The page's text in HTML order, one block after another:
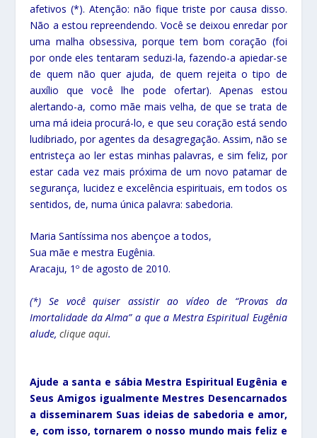
afetivos (*). Atenção: não fique triste por causa disso.
Não a estou repreendendo. Você se deixou enredar por
uma malha obsessiva, porque tem bom coração (foi
por onde eles tentaram seduzi-la, fazendo-a apiedar-se
de quem não quer ajuda, de quem rejeita o tipo de
auxílio que você lhe pode ofertar). Apenas estou
alertando-a, como mãe mais velha, de que se trata de
uma má ideia procurá-lo, e que seu coração está sendo
ludibriado, por agentes da desagregação. Assim, não se
entristeça ao ler estas minhas palavras, e sim feliz, por
estar cada vez mais próxima de um novo patamar de
segurança, lucidez e excelência espirituais, em todos os
sentidos, de, numa única palavra: sabedoria.
Maria Santíssima nos abençoe a todos,
Sua mãe e mestra Eugênia.
Aracaju, 1º de agosto de 2010.
(*) Se você quiser assistir ao vídeo de “Provas da
Imortalidade da Alma” a que a Mestra Espiritual Eugênia
alude,clique aqui.
Ajude a santa e sábia Mestra Espiritual Eugênia e
Seus Amigos igualmente Mestres Desencarnados
a disseminarem Suas ideias de sabedoria e amor,
e, com isso, tornarem o nosso mundo mais feliz e